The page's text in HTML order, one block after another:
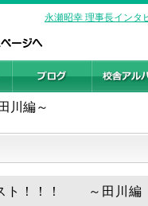
永瀬昭幸 理事長インタ
川編～
ト！！！ ～田川編